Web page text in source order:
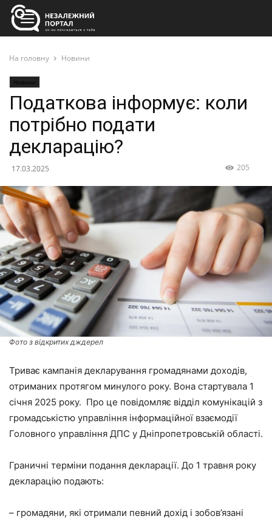
На головну Новини
Новини
Податкова інформує: коли
потрібно подати
декларацію?
17.03.2025 205
Фото з відкритих дждерел
Триває кампанія декларування громадянами доходів,
отриманих протягом минулого року. Вона стартувала 1
січня 2025 року. Про це повідомляє відділ комунікацій з
громадськістю управління інформаційної взаємодії
Головного управління ДПС у Дніпропетровській області.
Граничні терміни подання декларації. До 1 травня року
декларацію подають:
– громадяни, які отримали певний дохід і зобов’язані